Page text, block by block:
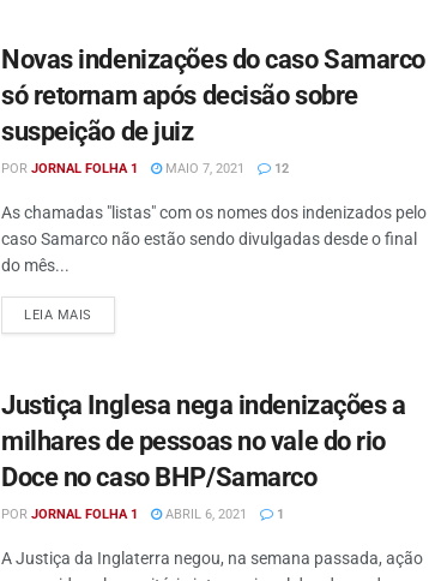
Novas indenizações do caso Samarco
só retornam após decisão sobre
suspeição de juiz
POR JORNAL FOLHA 1 MAIO 7, 2021 12
As chamadas "listas" com os nomes dos indenizados pelo
caso Samarco não estão sendo divulgadas desde o final
do mês...
LEIA MAIS
Justiça Inglesa nega indenizações a
milhares de pessoas no vale do rio
Doce no caso BHP/Samarco
POR JORNAL FOLHA 1 ABRIL 6, 2021 1
A Justiça da Inglaterra negou, na semana passada, ação